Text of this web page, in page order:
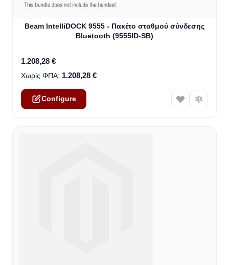
Beam IntelliDOCK 9555 - Πακέτο σταθμού σύνδεσης
Bluetooth (9555ID-SB)
The price depends on the options chosen on the product
1.208,28 €
1.208,28 €
Configure